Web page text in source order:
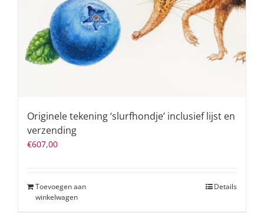
Originele tekening ‘slurfhondje’ inclusief lijst en
verzending
€607,00
Toevoegen aan
winkelwagen
Details